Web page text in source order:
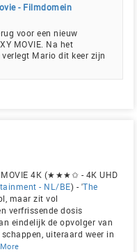
- Filmdomein
voor een nieuw
MOVIE. Na het
Mario dit keer zijn
MOVIE 4K (★★★✩ - 4K UHD
- NL/BE) - 'The
maar zit vol
verfrissende dosis
eindelijk de opvolger van
schappen, uiteraard weer in